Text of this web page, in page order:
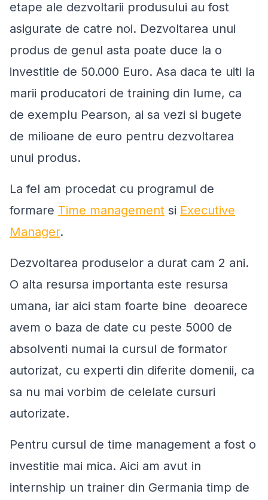
etape ale dezvoltarii produsului au fost
asigurate de catre noi. Dezvoltarea unui
produs de genul asta poate duce la o
investitie de 50.000 Euro. Asa daca te uiti la
marii producatori de training din lume, ca
de exemplu Pearson, ai sa vezi si bugete
de milioane de euro pentru dezvoltarea
unui produs.
La fel am procedat cu programul de
formare Time management si Executive
Manager.
Dezvoltarea produselor a durat cam 2 ani.
O alta resursa importanta este resursa
umana, iar aici stam foarte bine deoarece
avem o baza de date cu peste 5000 de
absolventi numai la cursul de formator
autorizat, cu experti din diferite domenii, ca
sa nu mai vorbim de celelate cursuri
autorizate.
Pentru cursul de time management a fost o
investitie mai mica. Aici am avut in
internship un trainer din Germania timp de